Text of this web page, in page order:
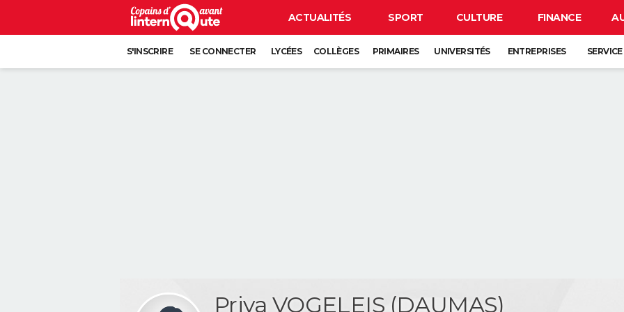
ACTUALITÉS SPORT CULTURE FINANCE
S'INSCRIRE SE CONNECTER LYCÉES COLLÈGES PRIMAIRES UNIVERSITÉS ENTREPRISES
Priya VOGELEIS (DAUMAS)